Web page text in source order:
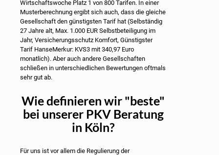
Wirtschaftswoche Platz 1 von 800 Tarifen. In einer
Musterberechnung ergibt sich auch, dass die gleiche
Gesellschaft den günstigsten Tarif hat (Selbständig
27 Jahre alt, Max. 1.000 EUR Selbstbeteiligung im
Jahr, Versicherungsschutz Komfort, Günstigster
Tarif HanseMerkur: KVS3 mit 340,97 Euro
monatlich). Aber auch andere Gesellschaften
schließen in unterschiedlichen Bewertungen oftmals
sehr gut ab.
Wie definieren wir "beste"
bei unserer PKV Beratung
in Köln?
Für uns ist vor allem die Regulierung der